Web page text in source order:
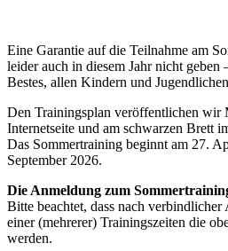
Eine Garantie auf die Teilnahme am
leider auch in diesem Jahr nicht geben
Bestes, allen Kindern und
Den Trainingsplan veröffentlichen wir
Internetseite und am schwarzen Brett
Das Sommertraining beginnt am 27.
September 2026.
Die Anmeldung zum
Bitte beachtet, dass nach
einer (mehrerer) Trainingszeiten die
werden.